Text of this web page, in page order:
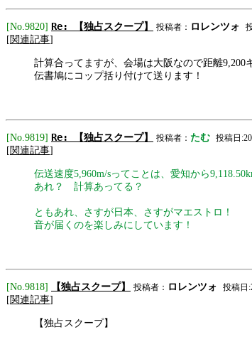
[No.9820] Re: 【独占スクープ】 投稿者： ロレンツォ
[関連記事]
計算合ってますが、会場は大阪なので距離9,200
伝書鳩にコップ括り付けて送ります！
[No.9819] Re: 【独占スクープ】 投稿者： たむ 投稿日
[関連記事]
伝送速度5,960m/sってことは、愛知から
あれ？ 計算あってる？
ともあれ、さすが日本、さすがマエストロ！
音が届くのを楽しみにしています！
[No.9818] 【独占スクープ】 投稿者： ロレンツォ 投稿日
[関連記事]
【独占スクープ】